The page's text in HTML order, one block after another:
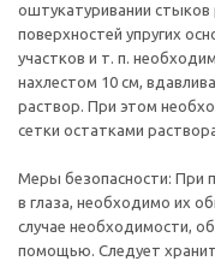
оштукатуривании
поверхностей упругих
участков и т. п.
нахлестом 10 см,
раствор. При этом
сетки остатками
Меры безопасности: При
в глаза, необходимо их
случае необходимости,
помощью. Следует